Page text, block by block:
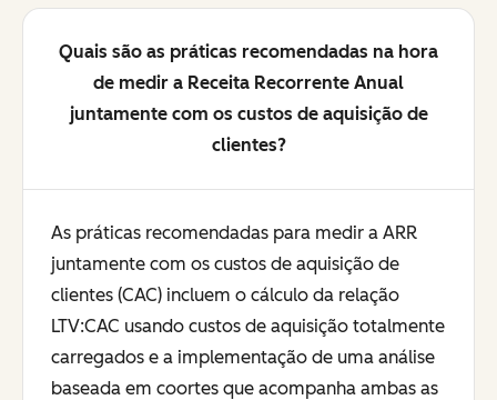
Quais são as práticas recomendadas na hora
de medir a Receita Recorrente Anual
juntamente com os custos de aquisição de
clientes?
As práticas recomendadas para medir a ARR
juntamente com os custos de aquisição de
clientes (CAC) incluem o cálculo da relação
LTV:CAC usando custos de aquisição totalmente
carregados e a implementação de uma análise
baseada em coortes que acompanha ambas as